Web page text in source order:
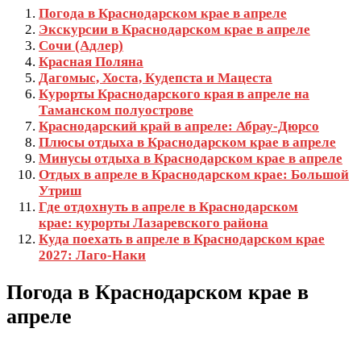
Погода в Краснодарском крае в апреле
Экскурсии в Краснодарском крае в апреле
Сочи (Адлер)
Красная Поляна
Дагомыс, Хоста, Кудепста и Мацеста
Курорты Краснодарского края в апреле на
Таманском полуострове
Краснодарский край в апреле: Абрау-Дюрсо
Плюсы отдыха в Краснодарском крае в апреле
Минусы отдыха в Краснодарском крае в апреле
Отдых в апреле в Краснодарском крае: Большой
Утриш
Где отдохнуть в апреле в Краснодарском
крае: курорты Лазаревского района
Куда поехать в апреле в Краснодарском крае
2027: Лаго-Наки
Погода в Краснодарском крае в
апреле